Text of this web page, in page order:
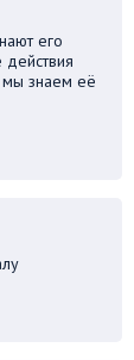
его
мы знаем её